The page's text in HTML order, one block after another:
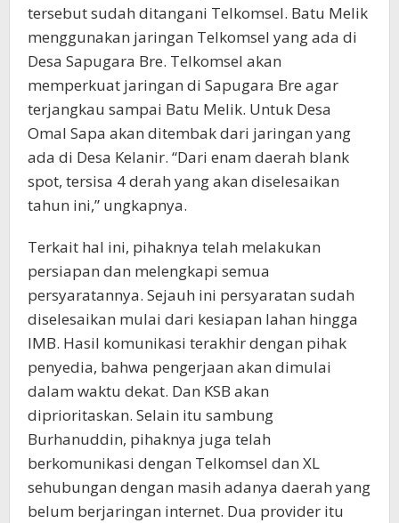
tersebut sudah ditangani Telkomsel. Batu Melik
menggunakan jaringan Telkomsel yang ada di
Desa Sapugara Bre. Telkomsel akan
memperkuat jaringan di Sapugara Bre agar
terjangkau sampai Batu Melik. Untuk Desa
Omal Sapa akan ditembak dari jaringan yang
ada di Desa Kelanir. “Dari enam daerah blank
spot, tersisa 4 derah yang akan diselesaikan
tahun ini,” ungkapnya.
Terkait hal ini, pihaknya telah melakukan
persiapan dan melengkapi semua
persyaratannya. Sejauh ini persyaratan sudah
diselesaikan mulai dari kesiapan lahan hingga
IMB. Hasil komunikasi terakhir dengan pihak
penyedia, bahwa pengerjaan akan dimulai
dalam waktu dekat. Dan KSB akan
diprioritaskan. Selain itu sambung
Burhanuddin, pihaknya juga telah
berkomunikasi dengan Telkomsel dan XL
sehubungan dengan masih adanya daerah yang
belum berjaringan internet. Dua provider itu